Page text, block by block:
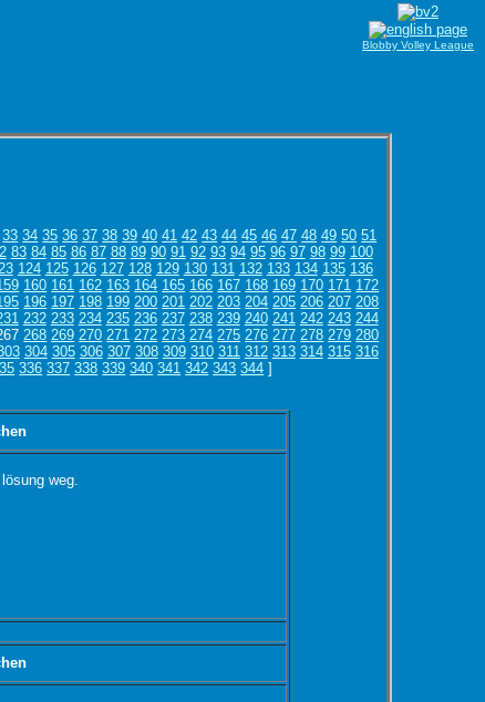
33 34 35 36 37 38 39 40 41 42 43 44 45 46 47 48 49 50 51
83 84 85 86 87 88 89 90 91 92 93 94 95 96 97 98 99 100
124 125 126 127 128 129 130 131 132 133 134 135 136
160 161 162 163 164 165 166 167 168 169 170 171 172
196 197 198 199 200 201 202 203 204 205 206 207 208
232 233 234 235 236 237 238 239 240 241 242 243 244
268 269 270 271 272 273 274 275 276 277 278 279 280
304 305 306 307 308 309 310 311 312 313 314 315 316
336 337 338 339 340 341 342 343 344 ]
weg.
Blobby Volley League